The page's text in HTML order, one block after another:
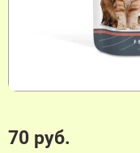
70 руб.